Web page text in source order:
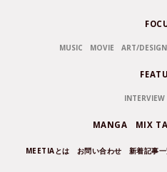
MUSIC MOVIE ART/DESIGN
INTERVIEW
MANGA MIX
MEETIAとは お問い合わせ 新着記事